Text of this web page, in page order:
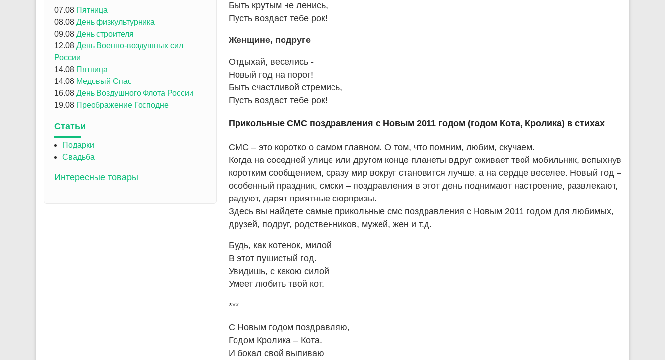
Быть крутым не ленись,
Пусть воздаст тебе рок!
Женщине, подруге
Отдыхай, веселись -
Новый год на порог!
Быть счастливой стремись,
Пусть воздаст тебе рок!
Прикольные СМС поздравления с Новым 2011 годом (годом Кота, Кролика) в стихах
СМС – это коротко о самом главном. О том, что помним, любим, скучаем.
Когда на соседней улице или другом конце планеты вдруг оживает твой мобильник, вспыхнув
коротким сообщением, сразу мир вокруг становится лучше, а на сердце веселее. Новый год –
особенный праздник, смски – поздравления в этот день поднимают настроение, развлекают,
радуют, дарят приятные сюрпризы.
Здесь вы найдете самые прикольные смс поздравления с Новым 2011 годом для любимых,
друзей, подруг, родственников, мужей, жен и т.д.
Будь, как котенок, милой
В этот пушистый год.
Увидишь, с какою силой
Умеет любить твой кот.
***
С Новым годом поздравляю,
Годом Кролика – Кота.
И бокал свой выпиваю
07.08 Пятница
08.08 День физкультурника
09.08 День строителя
12.08 День Военно-воздушных сил
России
14.08 Пятница
14.08 Медовый Спас
16.08 День Воздушного Флота России
19.08 Преображение Господне
Статьи
Подарки
Свадьба
Интересные товары